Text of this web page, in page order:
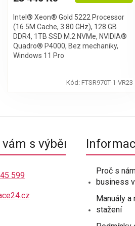
Intel® Xeon® Gold 5222 Processor
(16.5M Cache, 3.80 GHz), 128 GB
DDR4, 1TB SSD M.2 NVMe, NVIDIA®
Quadro® P4000, Bez mechaniky,
Windows 11 Pro
Kód:FTSR970T-1-VR23
s výběrem
599
Proč s
business
Manuály a
stažení